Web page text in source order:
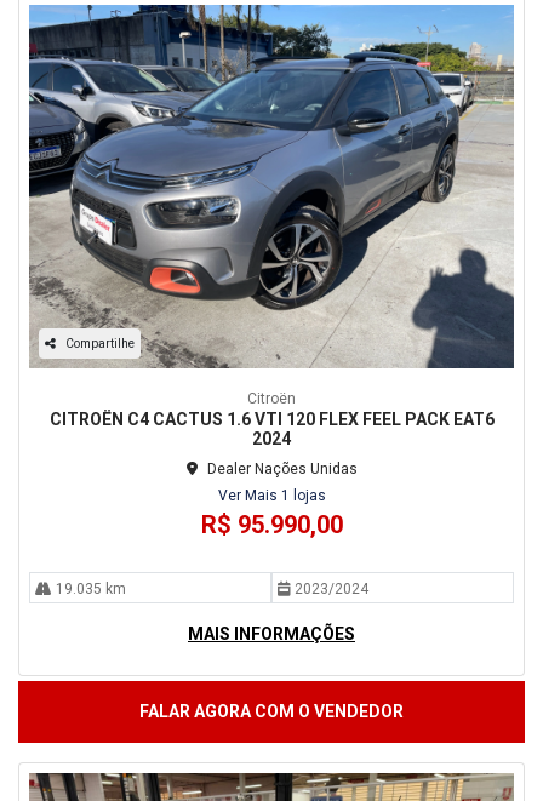
Compartilhe
Citroën
CITROËN C4 CACTUS 1.6 VTI 120 FLEX FEEL PACK EAT6
2024
Dealer Nações Unidas
Ver Mais 1 lojas
R$ 95.990,00
19.035 km 2023/2024
MAIS INFORMAÇÕES
FALAR AGORA COM O VENDEDOR